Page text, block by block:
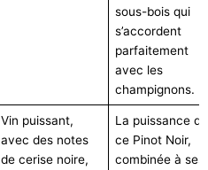
sous-bois qui
s’accordent
parfaitement
avec les
champignons.
Vin puissant,
avec des notes
de cerise noire,
La puissance de
ce Pinot Noir,
combinée à ses